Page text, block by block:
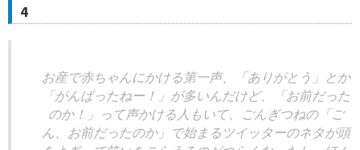
4
お産で赤ちゃんにかける第一声、「ありがとう」とか
「がんばったねー！」が多いんだけど、「お前だった
のか！」って声かける人もいて、ごんぎつねの「ご
ん、お前だったのか」で始まるツイッターのネタが頭